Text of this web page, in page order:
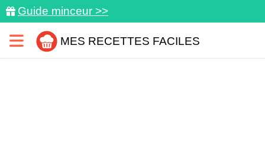
Guide minceur >>
MES RECETTES FACILES